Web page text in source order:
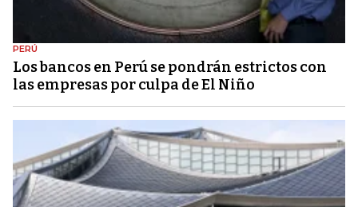
PERÚ
Los bancos en Perú se pondrán estrictos con
las empresas por culpa de El Niño